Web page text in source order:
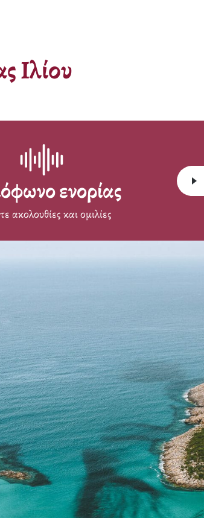
Ιλίου
ενορίας
ακολουθίες και ομιλίες